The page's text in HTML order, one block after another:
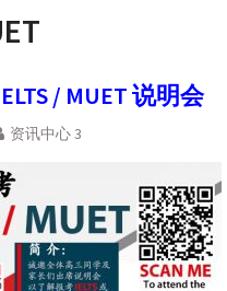
/ MUET 说明会
资讯中心 3